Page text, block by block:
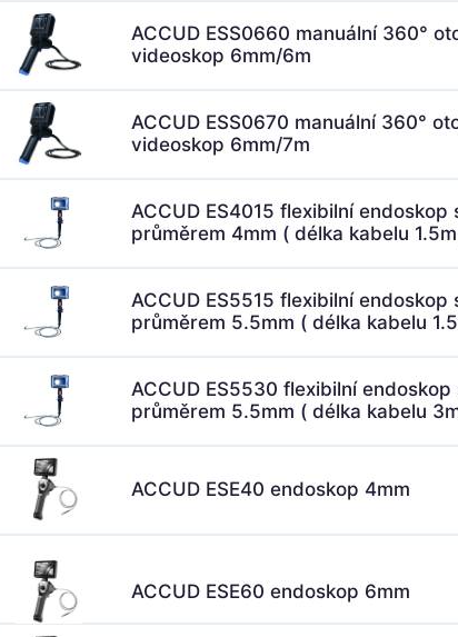
ACCUD ESS0660 manuální 360°
videoskop 6mm/6m
ACCUD ESS0670 manuální 360°
videoskop 6mm/7m
ACCUD ES4015 flexibilní endoskop
průměrem 4mm ( délka kabelu
ACCUD ES5515 flexibilní endoskop
průměrem 5.5mm ( délka kabelu
ACCUD ES5530 flexibilní endoskop
průměrem 5.5mm ( délka kabelu
ACCUD ESE40 endoskop 4mm
ACCUD ESE60 endoskop 6mm